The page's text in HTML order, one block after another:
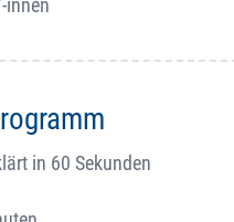
in 60 Sekunden